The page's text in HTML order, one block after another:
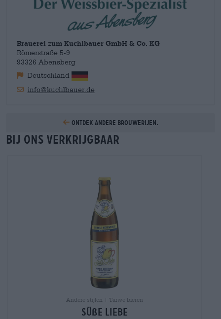
Brauerei zum Kuchlbauer GmbH & Co. KG
Römerstraße 5-9
93326 Abensberg
Deutschland
info@kuchlbauer.de
Ontdek andere brouwerijen.
Bij ons verkrijgbaar
Andere stijlen | Tarwe bieren
süße liebe